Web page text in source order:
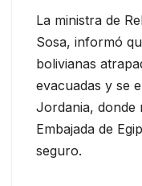
La ministra de
Sosa, informó
bolivianas
evacuadas y se
Jordania, donde
Embajada de
seguro.